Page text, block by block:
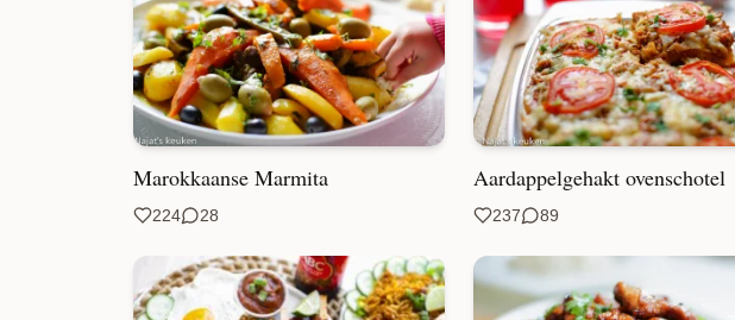
Marokkaanse Marmita
224 28
Aardappelgehakt ovenschotel
237 89